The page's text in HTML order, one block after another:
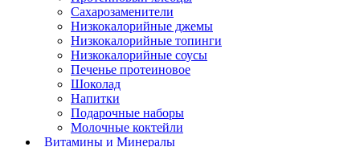
Сахарозаменители
Низкокалорийные джемы
Низкокалорийные топинги
Низкокалорийные соусы
Печенье протеиновое
Шоколад
Напитки
Подарочные наборы
Молочные коктейли
Витамины и Минералы